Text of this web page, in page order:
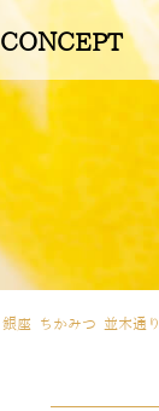
CONCEPT
銀座 ちかみつ 並木通り